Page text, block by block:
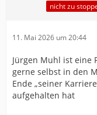
nicht zu
11. Mai 2026 um 20:44
Jürgen Muhl ist eine
gerne selbst in den
Ende „seiner
aufgehalten hat